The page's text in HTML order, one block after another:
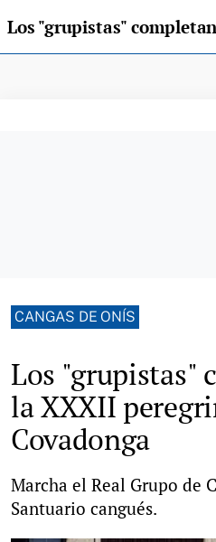
CANGAS DE ONÍS
Los "grupistas"
la XXXII
Covadonga
Marcha el Real Grupo de
Santuario cangués.